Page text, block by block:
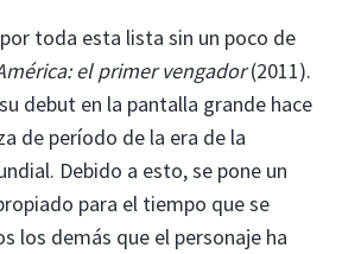
toda esta lista sin un poco de
el primer vengador(2011).
debut en la pantalla grande hace
de período de la era de la
Debido a esto, se pone un
para el tiempo que se
los demás que el personaje ha